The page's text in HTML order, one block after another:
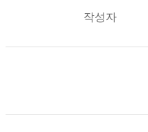
작성자